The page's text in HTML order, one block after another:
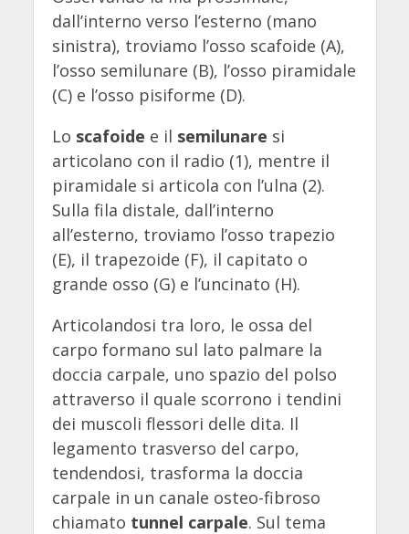
dall’interno verso l’esterno (mano
sinistra), troviamo l’osso scafoide (A),
l’osso semilunare (B), l’osso piramidale
(C) e l’osso pisiforme (D).
Lo scafoide e il semilunare si
articolano con il radio (1), mentre il
piramidale si articola con l’ulna (2).
Sulla fila distale, dall’interno
all’esterno, troviamo l’osso trapezio
(E), il trapezoide (F), il capitato o
grande osso (G) e l’uncinato (H).
Articolandosi tra loro, le ossa del
carpo formano sul lato palmare la
doccia carpale, uno spazio del polso
attraverso il quale scorrono i tendini
dei muscoli flessori delle dita. Il
legamento trasverso del carpo,
tendendosi, trasforma la doccia
carpale in un canale osteo-fibroso
chiamato tunnel carpale. Sul tema